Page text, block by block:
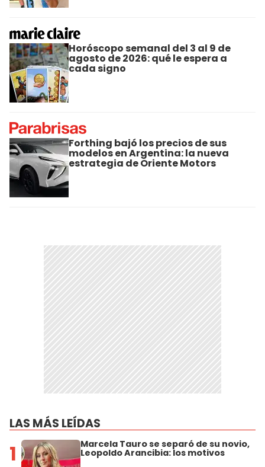
Horóscopo semanal del 3 al 9 de
agosto de 2026: qué le espera a
cada signo
Forthing bajó los precios de sus
modelos en Argentina: la nueva
estrategia de Oriente Motors
LAS MÁS LEÍDAS
1 Marcela Tauro se separó de su novio,
Leopoldo Arancibia: los motivos